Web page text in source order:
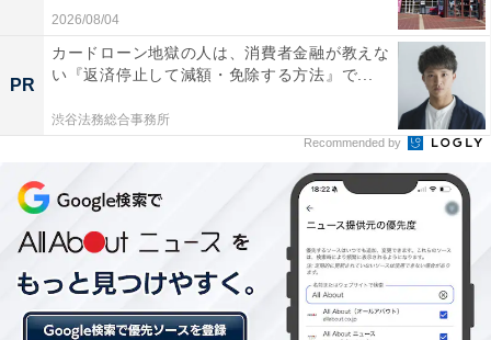
2026/08/04
PR
カードローン地獄の人は、消費者金融が教えな
い『返済停止して減額・免除する方法』で...
渋谷法務総合事務所
Recommended by